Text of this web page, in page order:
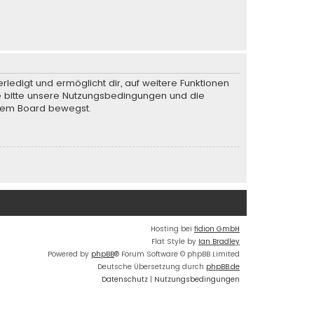
und ermöglicht dir, auf weitere Funktionen
unsere Nutzungsbedingungen und die
Board bewegst.
Hosting bei fidion GmbH
Flat Style by Ian Bradley
Powered by phpBB® Forum Software © phpBB Limited
Deutsche Übersetzung durch phpBB.de
Datenschutz | Nutzungsbedingungen